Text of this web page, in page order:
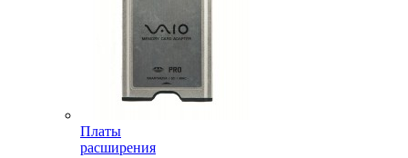
Платы
расширения